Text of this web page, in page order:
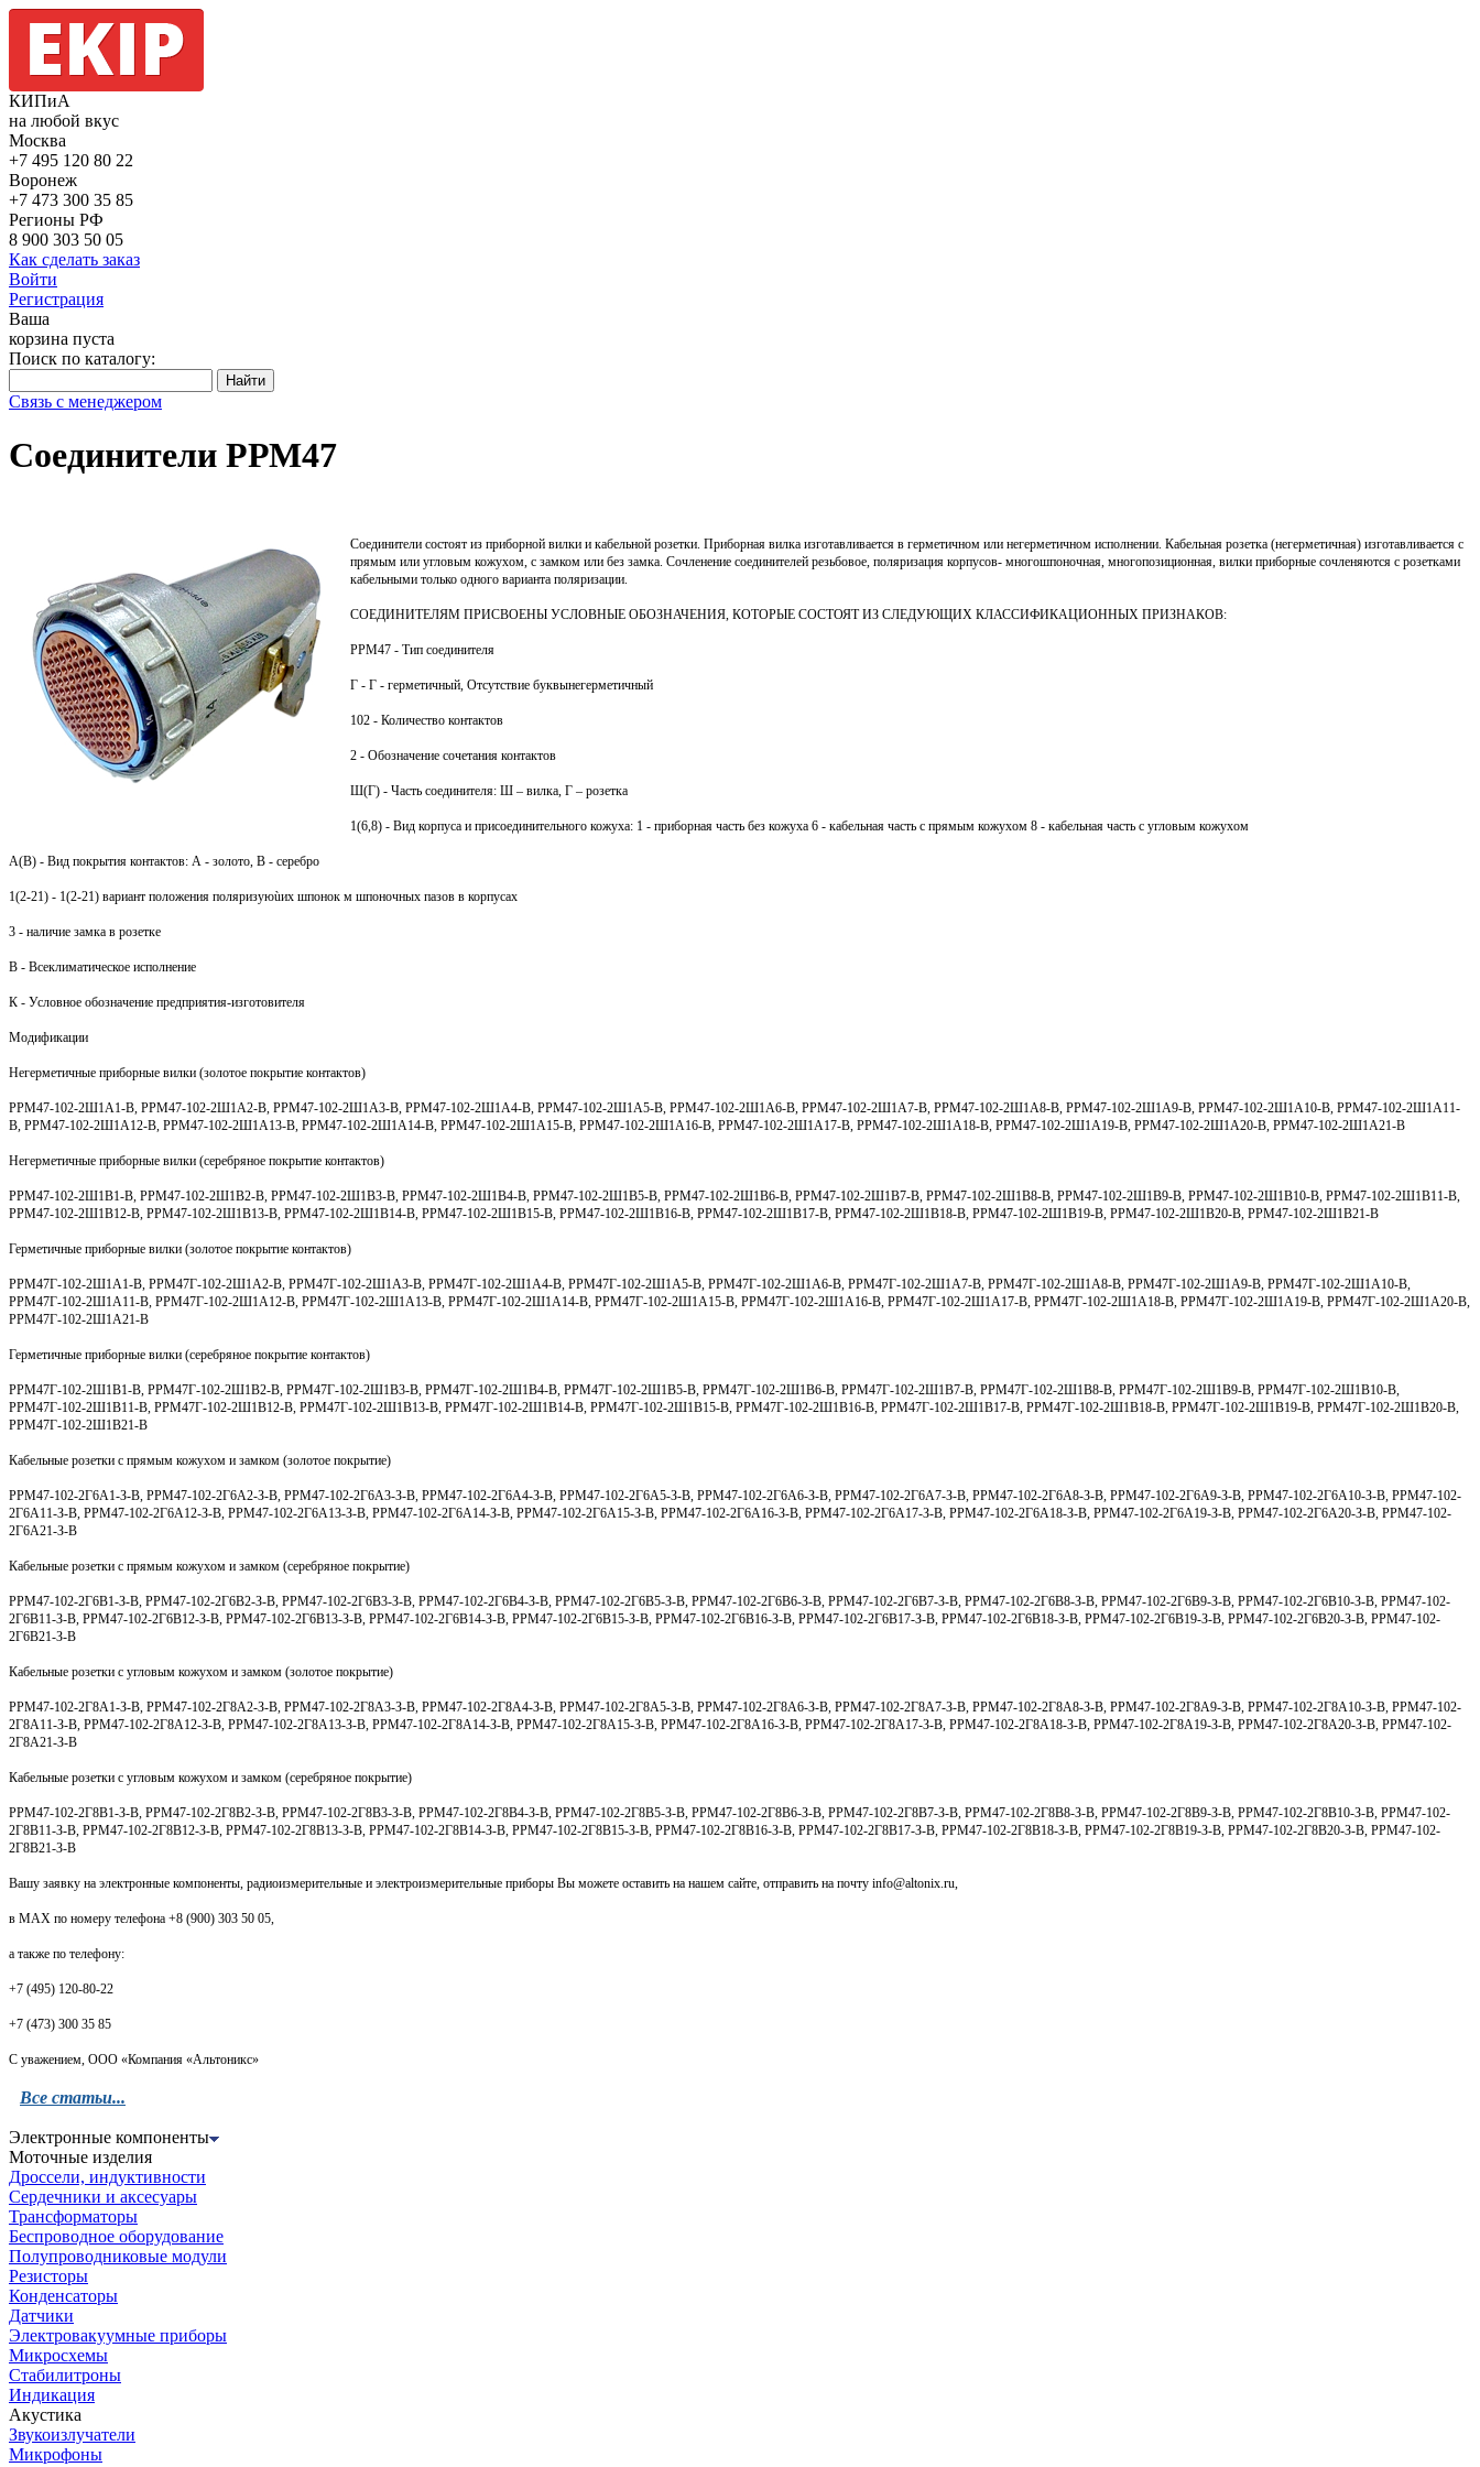
КИПиА
на любой вкус
Москва
+7 495 120 80 22
Воронеж
+7 473 300 35 85
Регионы РФ
8 900 303 50 05
Как сделать заказ
Войти
Регистрация
Ваша
корзина пуста
Поиск по каталогу:
Связь с менеджером
Соединители РРМ47
Соединители состоят из приборной вилки и кабельной розетки. Приборная вилка изготавливается в герметичном или негерметичном исполнении. Кабельная розетка (негерметичная) изготавливается с
прямым или угловым кожухом, с замком или без замка. Сочленение соединителей резьбовое, поляризация корпусов- многошпоночная, многопозиционная, вилки приборные сочленяются с розетками
кабельными только одного варианта поляризации.
СОЕДИНИТЕЛЯМ ПРИСВОЕНЫ УСЛОВНЫЕ ОБОЗНАЧЕНИЯ, КОТОРЫЕ СОСТОЯТ ИЗ СЛЕДУЮЩИХ КЛАССИФИКАЦИОННЫХ ПРИЗНАКОВ:
РРМ47 - Тип соединителя
Г - Г - герметичный, Отсутствие буквынегерметичный
102 - Количество контактов
2 - Обозначение сочетания контактов
Ш(Г) - Часть соединителя: Ш – вилка, Г – розетка
1(6,8) - Вид корпуса и присоединительного кожуха: 1 - приборная часть без кожуха 6 - кабельная часть с прямым кожухом 8 - кабельная часть с угловым кожухом
A(B) - Вид покрытия контактов: А - золото, В - серебро
1(2-21) - 1(2-21) вариант положения поляризуюùих шпонок м шпоночных пазов в корпусах
3 - наличие замка в розетке
В - Всеклиматическое исполнение
К - Условное обозначение предприятия-изготовителя
Модификации
Негерметичные приборные вилки (золотое покрытие контактов)
РРМ47-102-2Ш1А1-В, РРМ47-102-2Ш1А2-В, РРМ47-102-2Ш1А3-В, РРМ47-102-2Ш1А4-В, РРМ47-102-2Ш1А5-В, РРМ47-102-2Ш1А6-В, РРМ47-102-2Ш1А7-В, РРМ47-102-2Ш1А8-В, РРМ47-102-2Ш1А9-В, РРМ47-102-2Ш1А10-В, РРМ47-102-2Ш1А11-
В, РРМ47-102-2Ш1А12-В, РРМ47-102-2Ш1А13-В, РРМ47-102-2Ш1А14-В, РРМ47-102-2Ш1А15-В, РРМ47-102-2Ш1А16-В, РРМ47-102-2Ш1А17-В, РРМ47-102-2Ш1А18-В, РРМ47-102-2Ш1А19-В, РРМ47-102-2Ш1А20-В, РРМ47-102-2Ш1А21-В
Негерметичные приборные вилки (серебряное покрытие контактов)
РРМ47-102-2Ш1В1-В, РРМ47-102-2Ш1В2-В, РРМ47-102-2Ш1В3-В, РРМ47-102-2Ш1В4-В, РРМ47-102-2Ш1В5-В, РРМ47-102-2Ш1В6-В, РРМ47-102-2Ш1В7-В, РРМ47-102-2Ш1В8-В, РРМ47-102-2Ш1В9-В, РРМ47-102-2Ш1В10-В, РРМ47-102-2Ш1В11-В,
РРМ47-102-2Ш1В12-В, РРМ47-102-2Ш1В13-В, РРМ47-102-2Ш1В14-В, РРМ47-102-2Ш1В15-В, РРМ47-102-2Ш1В16-В, РРМ47-102-2Ш1В17-В, РРМ47-102-2Ш1В18-В, РРМ47-102-2Ш1В19-В, РРМ47-102-2Ш1В20-В, РРМ47-102-2Ш1В21-В
Герметичные приборные вилки (золотое покрытие контактов)
РРМ47Г-102-2Ш1А1-В, РРМ47Г-102-2Ш1А2-В, РРМ47Г-102-2Ш1А3-В, РРМ47Г-102-2Ш1А4-В, РРМ47Г-102-2Ш1А5-В, РРМ47Г-102-2Ш1А6-В, РРМ47Г-102-2Ш1А7-В, РРМ47Г-102-2Ш1А8-В, РРМ47Г-102-2Ш1А9-В, РРМ47Г-102-2Ш1А10-В,
РРМ47Г-102-2Ш1А11-В, РРМ47Г-102-2Ш1А12-В, РРМ47Г-102-2Ш1А13-В, РРМ47Г-102-2Ш1А14-В, РРМ47Г-102-2Ш1А15-В, РРМ47Г-102-2Ш1А16-В, РРМ47Г-102-2Ш1А17-В, РРМ47Г-102-2Ш1А18-В, РРМ47Г-102-2Ш1А19-В, РРМ47Г-102-2Ш1А20-В,
РРМ47Г-102-2Ш1А21-В
Герметичные приборные вилки (серебряное покрытие контактов)
РРМ47Г-102-2Ш1В1-В, РРМ47Г-102-2Ш1В2-В, РРМ47Г-102-2Ш1В3-В, РРМ47Г-102-2Ш1В4-В, РРМ47Г-102-2Ш1В5-В, РРМ47Г-102-2Ш1В6-В, РРМ47Г-102-2Ш1В7-В, РРМ47Г-102-2Ш1В8-В, РРМ47Г-102-2Ш1В9-В, РРМ47Г-102-2Ш1В10-В,
РРМ47Г-102-2Ш1В11-В, РРМ47Г-102-2Ш1В12-В, РРМ47Г-102-2Ш1В13-В, РРМ47Г-102-2Ш1В14-В, РРМ47Г-102-2Ш1В15-В, РРМ47Г-102-2Ш1В16-В, РРМ47Г-102-2Ш1В17-В, РРМ47Г-102-2Ш1В18-В, РРМ47Г-102-2Ш1В19-В, РРМ47Г-102-2Ш1В20-В,
РРМ47Г-102-2Ш1В21-В
Кабельные розетки с прямым кожухом и замком (золотое покрытие)
РРМ47-102-2Г6А1-З-В, РРМ47-102-2Г6А2-З-В, РРМ47-102-2Г6А3-З-В, РРМ47-102-2Г6А4-З-В, РРМ47-102-2Г6А5-З-В, РРМ47-102-2Г6А6-З-В, РРМ47-102-2Г6А7-З-В, РРМ47-102-2Г6А8-З-В, РРМ47-102-2Г6А9-З-В, РРМ47-102-2Г6А10-З-В, РРМ47-102-
2Г6А11-З-В, РРМ47-102-2Г6А12-З-В, РРМ47-102-2Г6А13-З-В, РРМ47-102-2Г6А14-З-В, РРМ47-102-2Г6А15-З-В, РРМ47-102-2Г6А16-З-В, РРМ47-102-2Г6А17-З-В, РРМ47-102-2Г6А18-З-В, РРМ47-102-2Г6А19-З-В, РРМ47-102-2Г6А20-З-В, РРМ47-102-
2Г6А21-З-В
Кабельные розетки с прямым кожухом и замком (серебряное покрытие)
РРМ47-102-2Г6В1-З-В, РРМ47-102-2Г6В2-З-В, РРМ47-102-2Г6В3-З-В, РРМ47-102-2Г6В4-З-В, РРМ47-102-2Г6В5-З-В, РРМ47-102-2Г6В6-З-В, РРМ47-102-2Г6В7-З-В, РРМ47-102-2Г6В8-З-В, РРМ47-102-2Г6В9-З-В, РРМ47-102-2Г6В10-З-В, РРМ47-102-
2Г6В11-З-В, РРМ47-102-2Г6В12-З-В, РРМ47-102-2Г6В13-З-В, РРМ47-102-2Г6В14-З-В, РРМ47-102-2Г6В15-З-В, РРМ47-102-2Г6В16-З-В, РРМ47-102-2Г6В17-З-В, РРМ47-102-2Г6В18-З-В, РРМ47-102-2Г6В19-З-В, РРМ47-102-2Г6В20-З-В, РРМ47-102-
2Г6В21-З-В
Кабельные розетки с угловым кожухом и замком (золотое покрытие)
РРМ47-102-2Г8А1-З-В, РРМ47-102-2Г8А2-З-В, РРМ47-102-2Г8А3-З-В, РРМ47-102-2Г8А4-З-В, РРМ47-102-2Г8А5-З-В, РРМ47-102-2Г8А6-З-В, РРМ47-102-2Г8А7-З-В, РРМ47-102-2Г8А8-З-В, РРМ47-102-2Г8А9-З-В, РРМ47-102-2Г8А10-З-В, РРМ47-102-
2Г8А11-З-В, РРМ47-102-2Г8А12-З-В, РРМ47-102-2Г8А13-З-В, РРМ47-102-2Г8А14-З-В, РРМ47-102-2Г8А15-З-В, РРМ47-102-2Г8А16-З-В, РРМ47-102-2Г8А17-З-В, РРМ47-102-2Г8А18-З-В, РРМ47-102-2Г8А19-З-В, РРМ47-102-2Г8А20-З-В, РРМ47-102-
2Г8А21-З-В
Кабельные розетки с угловым кожухом и замком (серебряное покрытие)
РРМ47-102-2Г8В1-З-В, РРМ47-102-2Г8В2-З-В, РРМ47-102-2Г8В3-З-В, РРМ47-102-2Г8В4-З-В, РРМ47-102-2Г8В5-З-В, РРМ47-102-2Г8В6-З-В, РРМ47-102-2Г8В7-З-В, РРМ47-102-2Г8В8-З-В, РРМ47-102-2Г8В9-З-В, РРМ47-102-2Г8В10-З-В, РРМ47-102-
2Г8В11-З-В, РРМ47-102-2Г8В12-З-В, РРМ47-102-2Г8В13-З-В, РРМ47-102-2Г8В14-З-В, РРМ47-102-2Г8В15-З-В, РРМ47-102-2Г8В16-З-В, РРМ47-102-2Г8В17-З-В, РРМ47-102-2Г8В18-З-В, РРМ47-102-2Г8В19-З-В, РРМ47-102-2Г8В20-З-В, РРМ47-102-
2Г8В21-З-В
Вашу заявку на электронные компоненты, радиоизмерительные и электроизмерительные приборы Вы можете оставить на нашем сайте, отправить на почту info@altonix.ru,
в MAX по номеру телефона +8 (900) 303 50 05,
а также по телефону:
+7 (495) 120-80-22
+7 (473) 300 35 85
С уважением, ООО «Компания «Альтоникс»
Все статьи...
Электронные компоненты
Моточные изделия
Дроссели, индуктивности
Сердечники и аксесуары
Трансформаторы
Беспроводное оборудование
Полупроводниковые модули
Резисторы
Конденсаторы
Датчики
Электровакуумные приборы
Микросхемы
Стабилитроны
Индикация
Акустика
Звукоизлучатели
Микрофоны